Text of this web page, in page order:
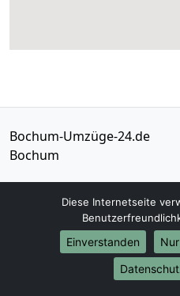
Bochum-Umzüge-24.de
Bochum
info@bochum-
Öffnungszeiten:Mo - Sa:
Diese Internetseite
Einverstanden